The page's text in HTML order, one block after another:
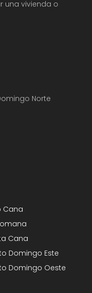
una vivienda o
Norte
Cana
Cana
Domingo Este
Domingo Oeste